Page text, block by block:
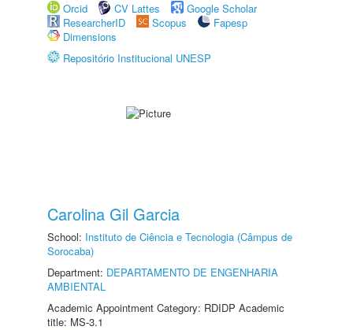
Orcid
CV Lattes
Google Scholar
ResearcherID
Scopus
Fapesp
Dimensions
Repositório Institucional UNESP
Carolina Gil Garcia
School: Instituto de Ciência e Tecnologia (Câmpus de
Sorocaba)
Department: DEPARTAMENTO DE ENGENHARIA
AMBIENTAL
Academic Appointment Category: RDIDP Academic
title: MS-3.1